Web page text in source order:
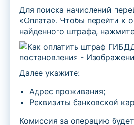
Для поиска начислений
«Оплата». Чтобы перейти к
найденного штрафа,
Далее укажите:
Адрес проживания;
Реквизиты банковской
Комиссия за операцию